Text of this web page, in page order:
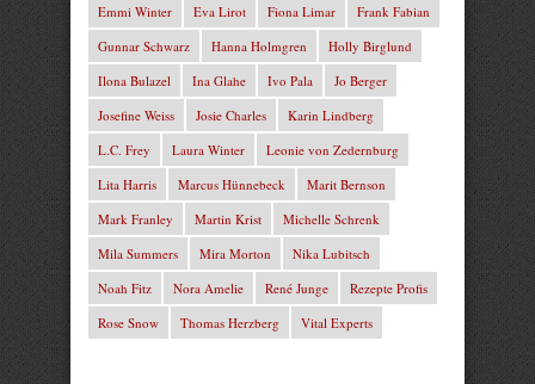
Emmi Winter
Eva Lirot Fiona Limar
Frank Fabian
Gunnar Schwarz
Hanna Holmgren
Holly Birglund
Ilona Bulazel
Ina Glahe Ivo Pala
Jo Berger
Josefine Weiss
Josie Charles
Karin Lindberg
L.C. Frey
Laura Winter
Leonie von Zedernburg
Lita Harris
Marcus Hünnebeck
Marit Bernson
Mark Franley
Martin Krist
Michelle Schrenk
Mila Summers
Mira Morton
Nika Lubitsch
Noah Fitz
Nora Amelie René Junge
Rezepte Profis
Rose Snow
Thomas Herzberg Vital Experts